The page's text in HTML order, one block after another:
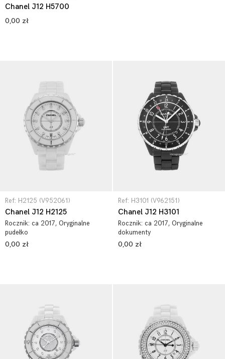
Chanel J12 H5700
0,00 zł
Ref: H2125 (V952061)
Chanel J12 H2125
Rocznik: ca 2017, Oryginalne
pudełko
0,00 zł
Ref: H3101 (V962151)
Chanel J12 H3101
Rocznik: ca 2017, Oryginalne
dokumenty
0,00 zł